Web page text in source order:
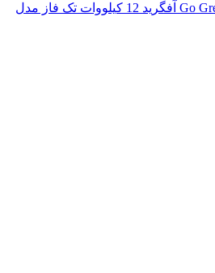
اینورتر خورشیدی Go Green آفگرید 12 کیلووات تک فاز مدل